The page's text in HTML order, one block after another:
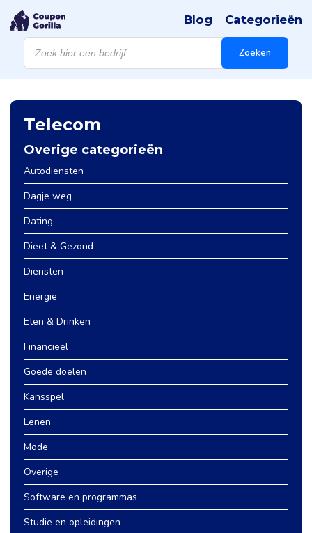
Producten
zoeken Zoeken
Blog Categorieën
Telecom
Overige categorieën
Autodiensten
Dagje weg
Dating
Dieet & Gezond
Diensten
Energie
Eten & Drinken
Financieel
Goede doelen
Kansspel
Lenen
Mode
Overige
Software en programmas
Studie en opleidingen